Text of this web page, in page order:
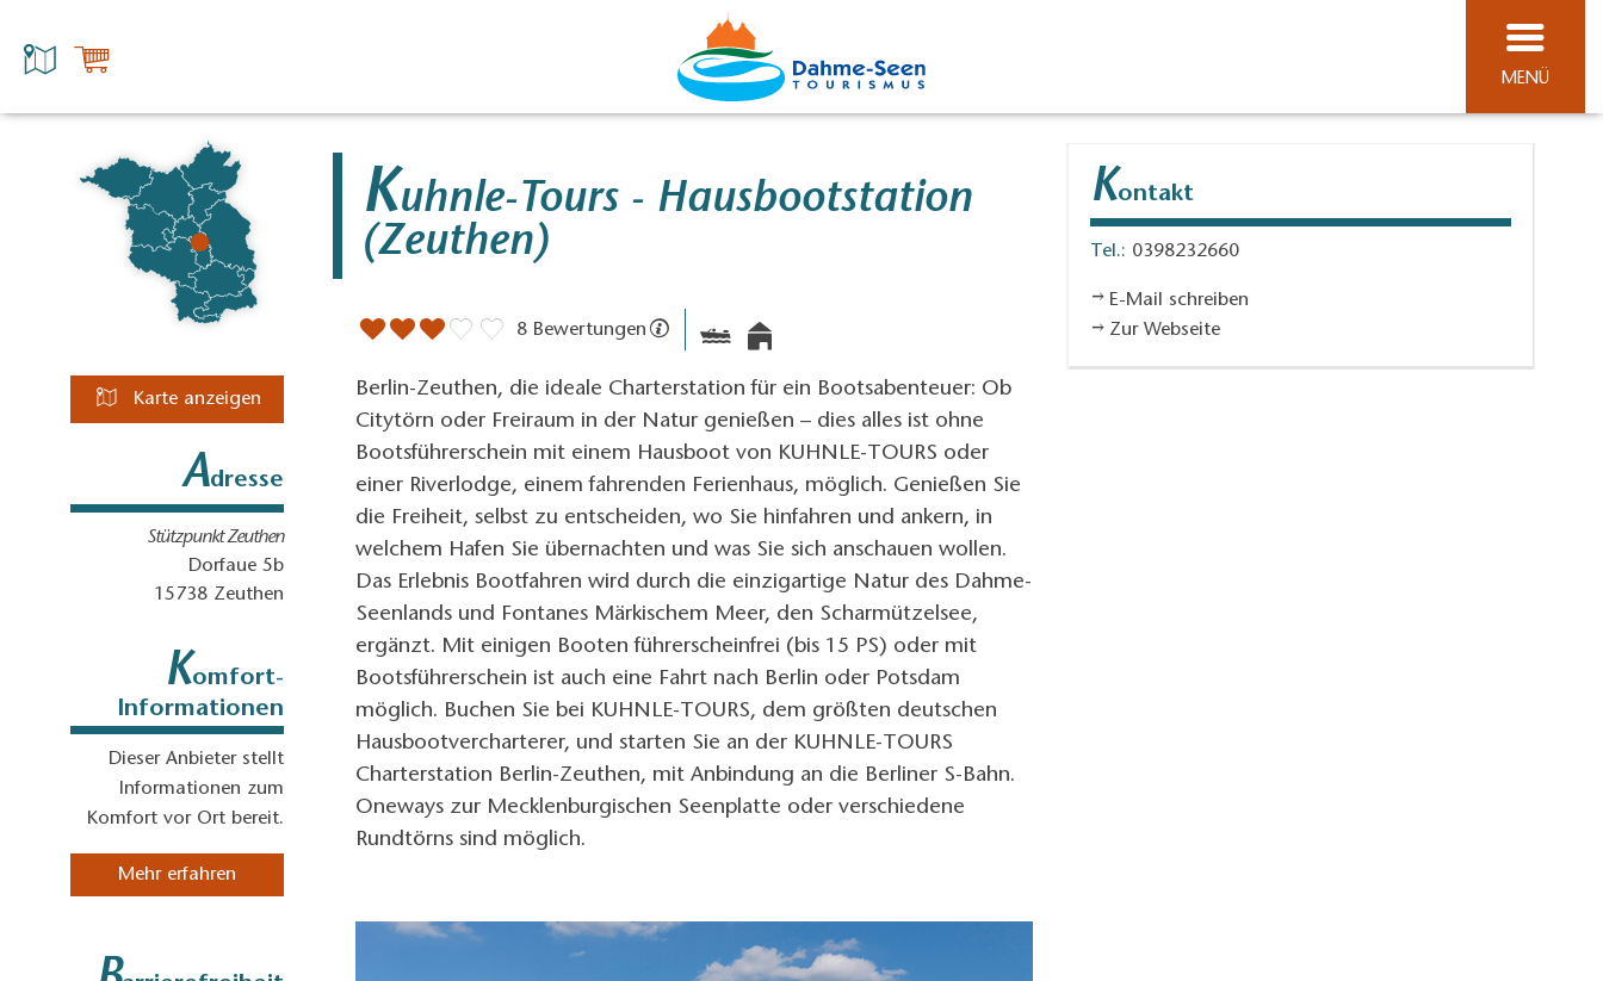
MENÜ
Karte anzeigen
Adresse
Stützpunkt Zeuthen
Dorfaue 5b
15738 Zeuthen
Komfort-
Informationen
Dieser Anbieter stellt
Informationen zum
Komfort vor Ort bereit.
Mehr erfahren
Kuhnle-Tours - Hausbootstation
(Zeuthen)
8 Bewertungen
Berlin-Zeuthen, die ideale Charterstation für ein Bootsabenteuer: Ob
Citytörn oder Freiraum in der Natur genießen – dies alles ist ohne
Bootsführerschein mit einem Hausboot von KUHNLE-TOURS oder
einer Riverlodge, einem fahrenden Ferienhaus, möglich. Genießen Sie
die Freiheit, selbst zu entscheiden, wo Sie hinfahren und ankern, in
welchem Hafen Sie übernachten und was Sie sich anschauen wollen.
Das Erlebnis Bootfahren wird durch die einzigartige Natur des Dahme-
Seenlands und Fontanes Märkischem Meer, den Scharmützelsee,
ergänzt. Mit einigen Booten führerscheinfrei (bis 15 PS) oder mit
Bootsführerschein ist auch eine Fahrt nach Berlin oder Potsdam
möglich. Buchen Sie bei KUHNLE-TOURS, dem größten deutschen
Hausbootvercharterer, und starten Sie an der KUHNLE-TOURS
Charterstation Berlin-Zeuthen, mit Anbindung an die Berliner S-Bahn.
Oneways zur Mecklenburgischen Seenplatte oder verschiedene
Rundtörns sind möglich.
Kontakt
Tel.: 0398232660
E-Mail schreiben
Zur Webseite